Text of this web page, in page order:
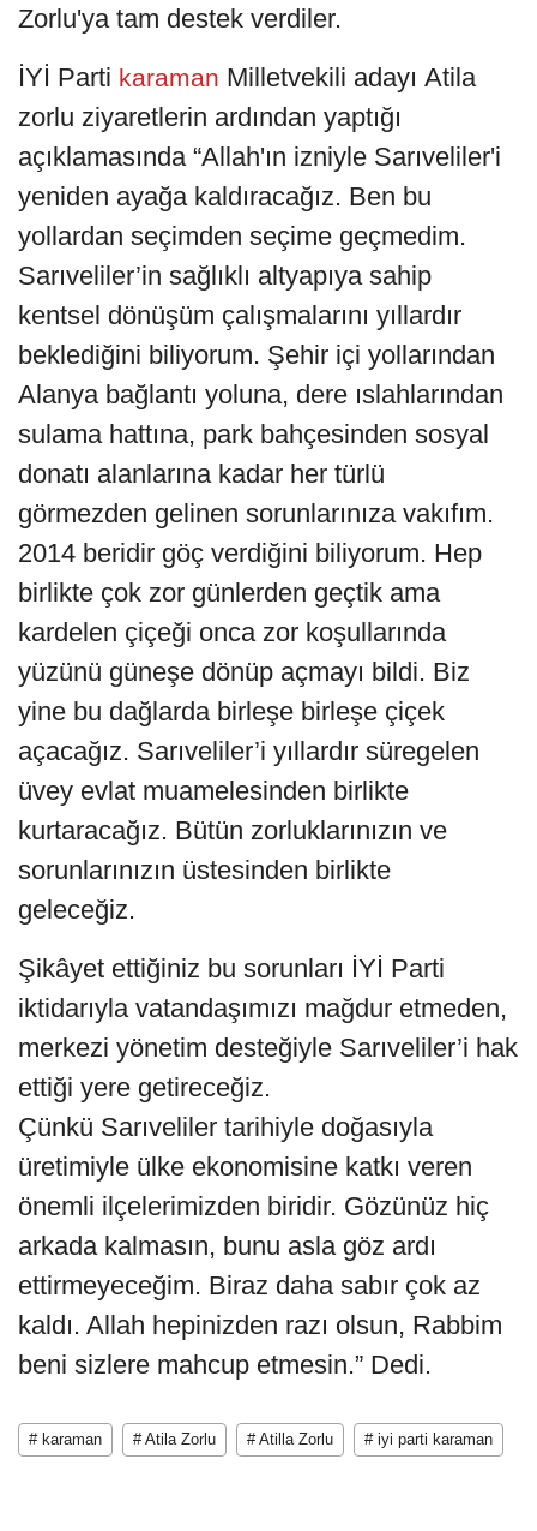
Zorlu'ya tam destek verdiler.
İYİ Parti karaman Milletvekili adayı Atila
zorlu ziyaretlerin ardından yaptığı
açıklamasında “Allah'ın izniyle Sarıveliler'i
yeniden ayağa kaldıracağız. Ben bu
yollardan seçimden seçime geçmedim.
Sarıveliler’in sağlıklı altyapıya sahip
kentsel dönüşüm çalışmalarını yıllardır
beklediğini biliyorum. Şehir içi yollarından
Alanya bağlantı yoluna, dere ıslahlarından
sulama hattına, park bahçesinden sosyal
donatı alanlarına kadar her türlü
görmezden gelinen sorunlarınıza vakıfım.
2014 beridir göç verdiğini biliyorum. Hep
birlikte çok zor günlerden geçtik ama
kardelen çiçeği onca zor koşullarında
yüzünü güneşe dönüp açmayı bildi. Biz
yine bu dağlarda birleşe birleşe çiçek
açacağız. Sarıveliler’i yıllardır süregelen
üvey evlat muamelesinden birlikte
kurtaracağız. Bütün zorluklarınızın ve
sorunlarınızın üstesinden birlikte
geleceğiz.
Şikâyet ettiğiniz bu sorunları İYİ Parti
iktidarıyla vatandaşımızı mağdur etmeden,
merkezi yönetim desteğiyle Sarıveliler’i hak
ettiği yere getireceğiz.
Çünkü Sarıveliler tarihiyle doğasıyla
üretimiyle ülke ekonomisine katkı veren
önemli ilçelerimizden biridir. Gözünüz hiç
arkada kalmasın, bunu asla göz ardı
ettirmeyeceğim. Biraz daha sabır çok az
kaldı. Allah hepinizden razı olsun, Rabbim
beni sizlere mahcup etmesin.” Dedi.
# karaman # Atila Zorlu # Atilla Zorlu # iyi parti karaman